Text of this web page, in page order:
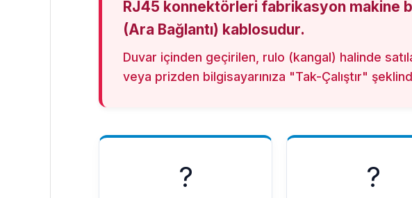
RJ45 konnektörleri fabrikasyon makine
(Ara Bağlantı) kablosudur.
Duvar içinden geçirilen, rulo (kangal) halinde
veya prizden bilgisayarınıza "Tak-Çalıştır"
? ?️